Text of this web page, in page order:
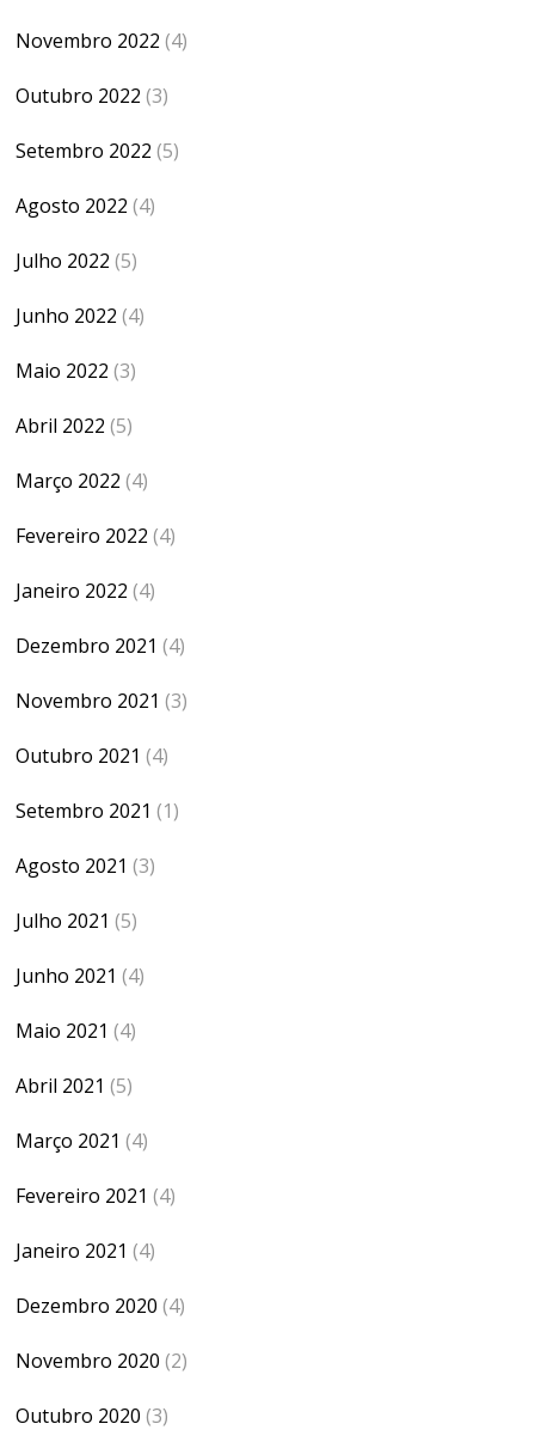
Novembro 2022 (4)
Outubro 2022 (3)
Setembro 2022 (5)
Agosto 2022 (4)
Julho 2022 (5)
Junho 2022 (4)
Maio 2022 (3)
Abril 2022 (5)
Março 2022 (4)
Fevereiro 2022 (4)
Janeiro 2022 (4)
Dezembro 2021 (4)
Novembro 2021 (3)
Outubro 2021 (4)
Setembro 2021 (1)
Agosto 2021 (3)
Julho 2021 (5)
Junho 2021 (4)
Maio 2021 (4)
Abril 2021 (5)
Março 2021 (4)
Fevereiro 2021 (4)
Janeiro 2021 (4)
Dezembro 2020 (4)
Novembro 2020 (2)
Outubro 2020 (3)